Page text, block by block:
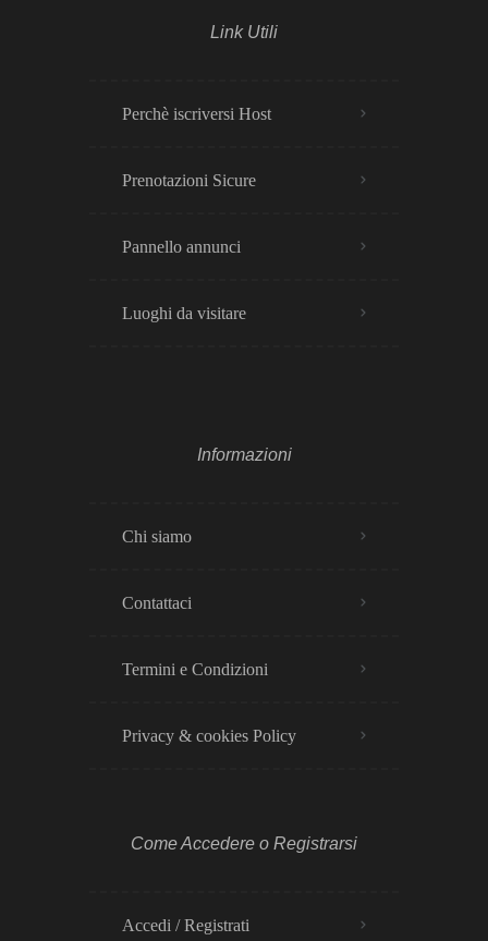
Link Utili
Perchè iscriversi Host
Prenotazioni Sicure
Pannello annunci
Luoghi da visitare
Informazioni
Chi siamo
Contattaci
Termini e Condizioni
Privacy & cookies Policy​
Come Accedere o Registrarsi
Accedi / Registrati